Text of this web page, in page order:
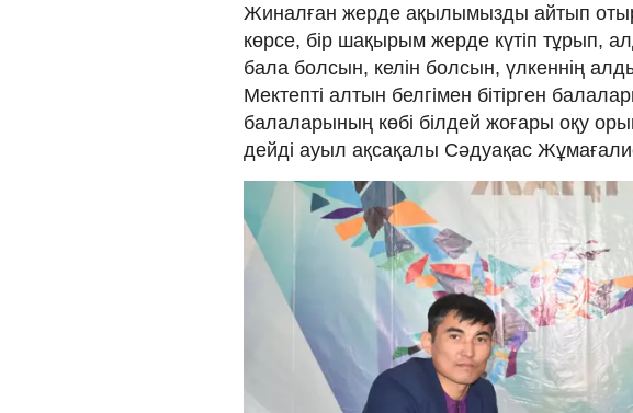
Жиналған жерде ақылымызды айтып
көрсе, бір шақырым жерде күтіп тұрып,
бала болсын, келін болсын, үлкеннің
Мектепті алтын белгімен бітірген
балаларының көбі білдей жоғары оқу
дейді ауыл ақсақалы Сәдуақас